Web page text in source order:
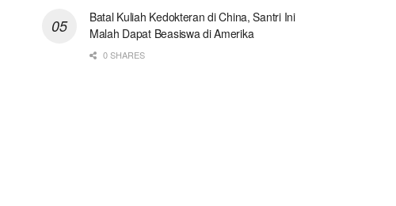
Batal Kuliah Kedokteran di China, Santri Ini
Malah Dapat Beasiswa di Amerika
0 SHARES